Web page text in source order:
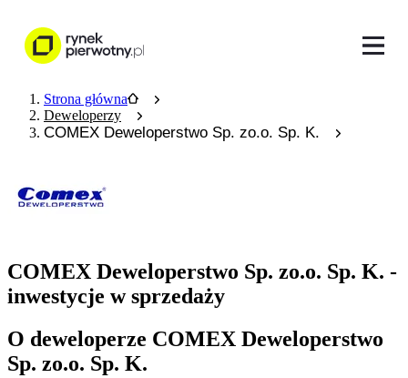
Strona główna
Deweloperzy
COMEX Deweloperstwo Sp. zo.o. Sp. K.
COMEX Deweloperstwo Sp. zo.o. Sp. K. -
inwestycje w sprzedaży
O deweloperze COMEX Deweloperstwo
Sp. zo.o. Sp. K.